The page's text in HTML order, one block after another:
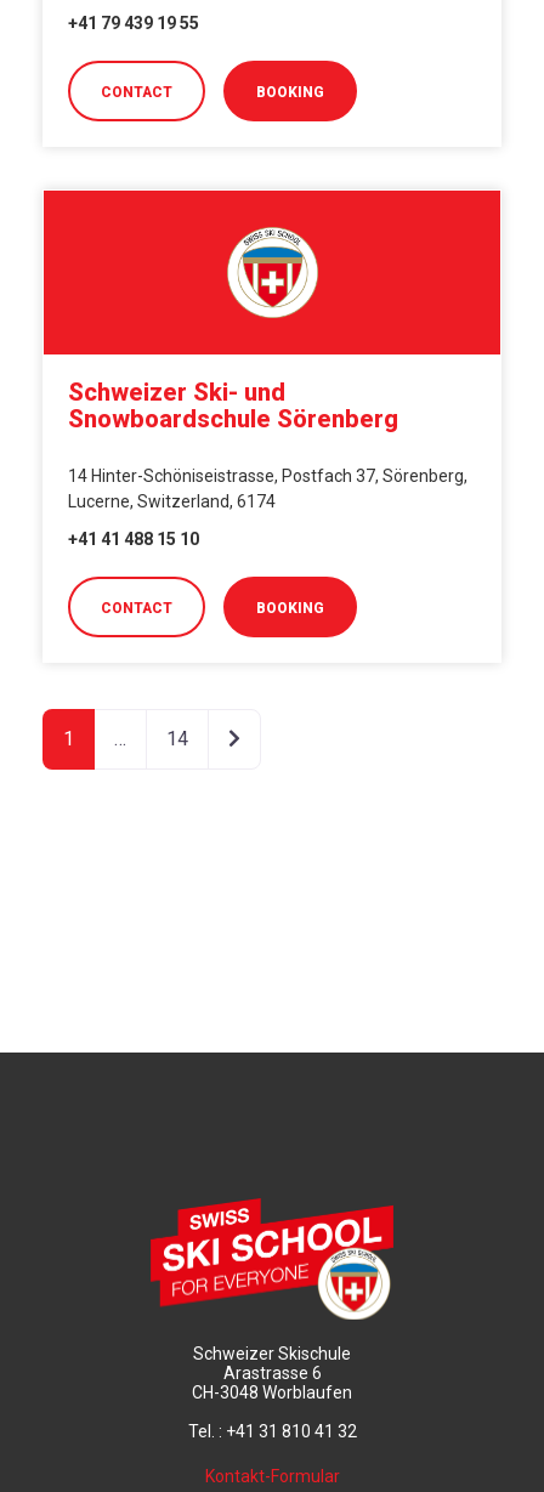
+41 79 439 19 55
CONTACT BOOKING
Schweizer Ski- und
Snowboardschule Sörenberg
14 Hinter-Schöniseistrasse, Postfach 37, Sörenberg,
Lucerne, Switzerland, 6174
+41 41 488 15 10
CONTACT BOOKING
1 … 14 Ältere Beiträge
Schweizer Skischule
Arastrasse 6
CH-3048 Worblaufen
Tel. : +41 31 810 41 32
Kontakt-Formular